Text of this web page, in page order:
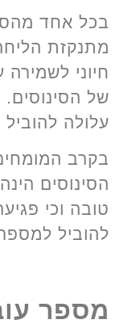
בכל אחד
מתנקזת
חיוני
של
עלולה
בקרב
הסינוסים
טובה וכי
להוביל
מספר